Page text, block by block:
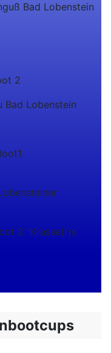
Bad Lobenstein
2
Bad Lobenstein
2 "Krasse(r)s